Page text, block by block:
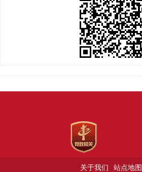
关于我们 站点地图